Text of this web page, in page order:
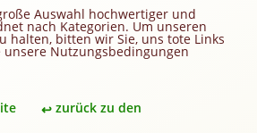
AGB
Link hinzufügen
Eintrag ändern
Auswahl hochwertiger und
nach Kategorien. Um unseren
halten, bitten wir Sie, uns tote Links
unsere Nutzungsbedingungen
zurück zu den